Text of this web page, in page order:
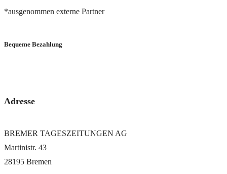
*ausgenommen externe Partner
Bequeme Bezahlung
Adresse
BREMER TAGESZEITUNGEN AG
Martinistr. 43
28195 Bremen